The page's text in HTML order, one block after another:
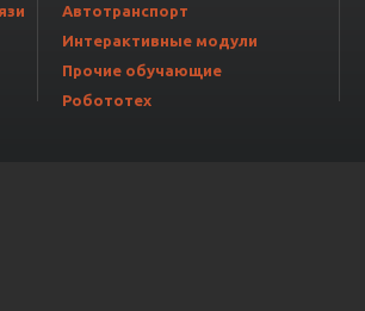
Автотранспорт
Интерактивные модули
Прочие обучающие
Робототех